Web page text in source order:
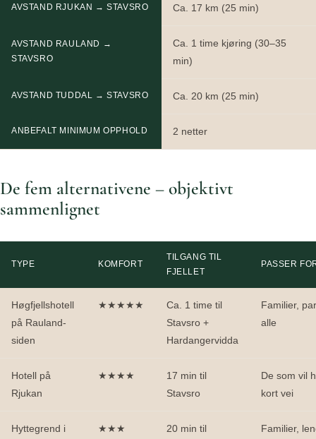
AVSTAND RJUKAN → STAVSRO Ca. 17 km (25 min)
AVSTAND RAULAND →
STAVSRO
Ca. 1 time kjøring (30–35
min)
AVSTAND TUDDAL → STAVSRO Ca. 20 km (25 min)
ANBEFALT MINIMUM OPPHOLD 2 netter
De fem alternativene – objektivt
sammenlignet
TYPE KOMFORT
TILGANG TIL
FJELLET
PASSER
Høgfjellshotell
på Rauland-
siden
★★★★★
Ca. 1 time til
Stavsro +
Hardangervidda
Familier,
alle
Hotell på
Rjukan
★★★★
17 min til
Stavsro
De som vil
kort vei
Hyttegrend i
★★★
20 min til
Familier,